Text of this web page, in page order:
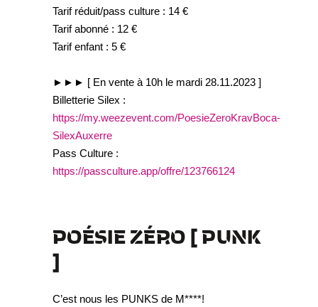
Tarif réduit/pass culture : 14 €
Tarif abonné : 12 €
Tarif enfant : 5 €
►►► [ En vente à 10h le mardi 28.11.2023 ]
Billetterie Silex :
https://my.weezevent.com/PoesieZeroKravBoca-
SilexAuxerre
Pass Culture :
https://passculture.app/offre/123766124
POÉSIE ZÉRO[ PUNK
]
C’est nous les PUNKS de M****!